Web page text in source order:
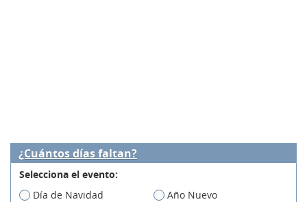
¿Cuántos días faltan?
Selecciona el evento:
Día de Navidad
Año Nuevo